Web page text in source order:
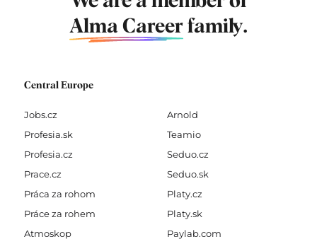
Alma Career family.
Central Europe
Jobs.cz
Profesia.sk
Profesia.cz
Prace.cz
Práca za rohom
Práce za rohem
Atmoskop
Arnold
Teamio
Seduo.cz
Seduo.sk
Platy.cz
Platy.sk
Paylab.com